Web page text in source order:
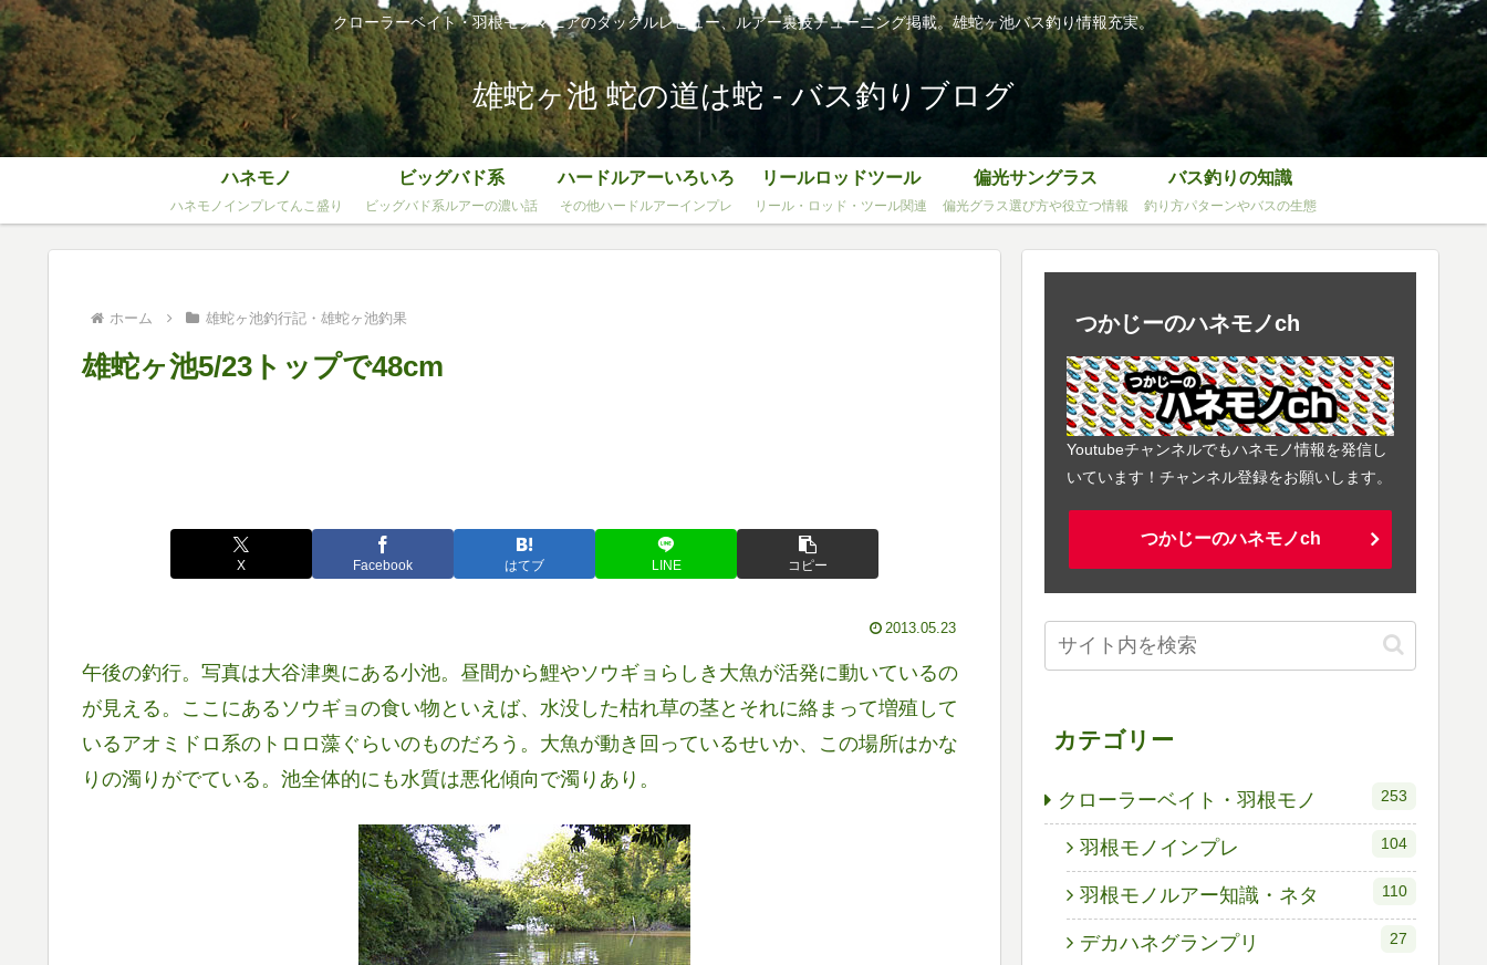
クローラーベイト・羽根モノマニアのタックルレビュー、ルアー裏技チューニング掲載。雄蛇ヶ池バス釣り情報充実。
雄蛇ヶ池 蛇の道は蛇 - バス釣りブログ
ハネモノ
ハネモノインプレてんこ盛り
ビッグバド系
ビッグバド系ルアーの濃い話
ハードルアーいろいろ
その他ハードルアーインプレ
リールロッドツール
リール・ロッド・ツール関連
偏光サングラス
偏光グラス選び方や役立つ情報
バス釣りの知識
釣り方パターンやバスの生態
ホーム 雄蛇ヶ池釣行記・雄蛇ヶ池釣果
雄蛇ヶ池5/23トップで48cm
X Facebook はてブ LINE コピー
2013.05.23
午後の釣行。写真は大谷津奥にある小池。昼間から鯉やソウギョらしき大魚が活発に動いているの
が見える。ここにあるソウギョの食い物といえば、水没した枯れ草の茎とそれに絡まって増殖して
いるアオミドロ系のトロロ藻ぐらいのものだろう。大魚が動き回っているせいか、この場所はかな
りの濁りがでている。池全体的にも水質は悪化傾向で濁りあり。
つかじーのハネモノch
Youtubeチャンネルでもハネモノ情報を発信し
いています！チャンネル登録をお願いします。
つかじーのハネモノch
カテゴリー
クローラーベイト・羽根モノ 253
羽根モノインプレ 104
羽根モノルアー知識・ネタ 110
デカハネグランプリ 27